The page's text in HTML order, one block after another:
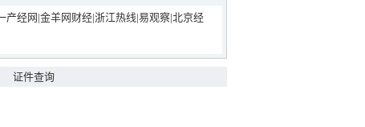
产经网|金羊网财经|浙江热线|易观察|北京经
证件查询